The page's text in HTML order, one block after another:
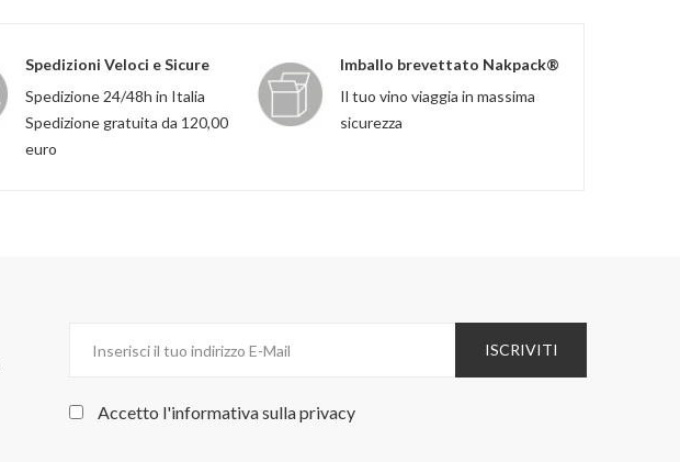
Spedizioni Veloci e Sicure
Spedizione 24/48h in Italia
Spedizione gratuita da 120,00
euro
Imballo brevettato Nakpack®
Il tuo vino viaggia in massima
sicurezza
ISCRIVITI
Accetto l'informativa sullaprivacy